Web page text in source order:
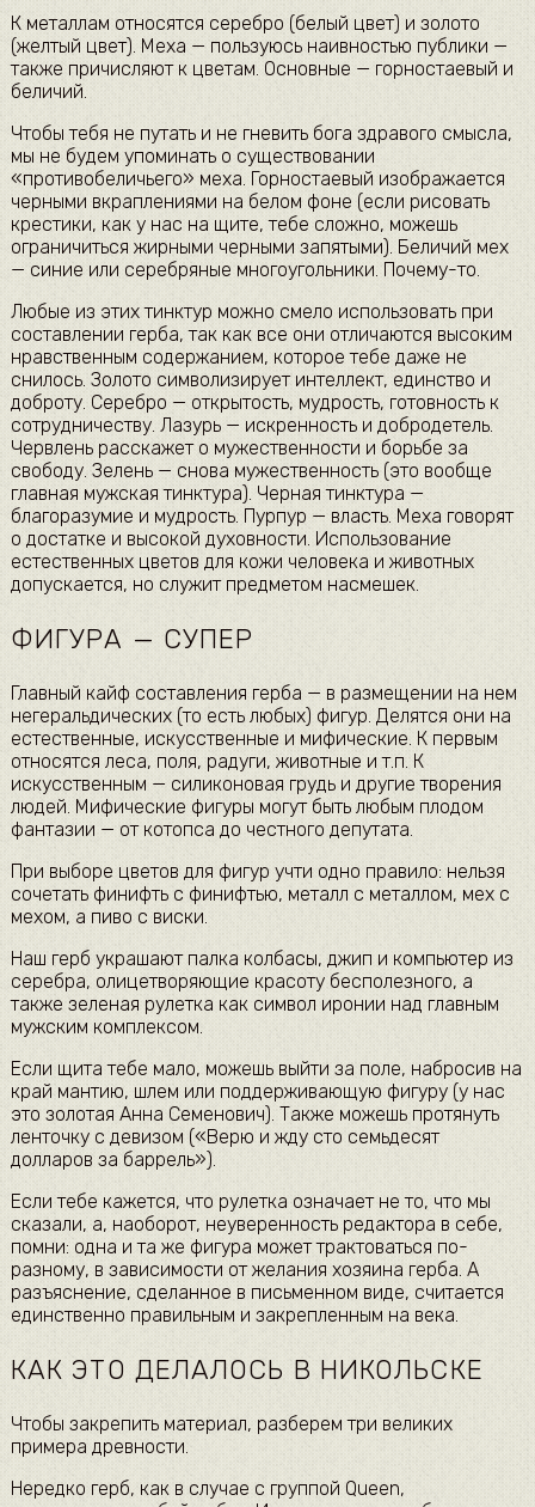
К металлам относятся серебро (белый цвет) и золото
(желтый цвет). Меха — пользуюсь наивностью публики —
также причисляют к цветам. Основные — горностаевый и
беличий.
Чтобы тебя не путать и не гневить бога здравого смысла,
мы не будем упоминать о существовании
«противобеличьего» меха. Горностаевый изображается
черными вкраплениями на белом фоне (если рисовать
крестики, как у нас на щите, тебе сложно, можешь
ограничиться жирными черными запятыми). Беличий мех
— синие или серебряные многоугольники. Почему-то.
Любые из этих тинк­тур можно смело использовать при
составлении герба, так как все они отличаются высоким
нравственным содержанием, которое тебе даже не
снилось. Золото символизирует интеллект, единство и
доброту. Серебро — открытость, мудрость, готовность к
сотрудничеству. Лазурь — искренность и добродетель.
Червлень расскажет о мужественности и борьбе за
свободу. Зелень — снова мужественность (это вообще
главная мужская тинктура). Черная тинктура —
благоразумие и муд­рость. Пурпур — власть. Меха говорят
о достатке и высокой духовности. Использование
естественных цветов для кожи человека и животных
допускается, но служит предметом насмешек.
ФИГУРА — СУПЕР
Главный кайф составления герба — в размещении на нем
негеральдических (то есть любых) фигур. Делятся они на
естественные, искусственные и мифические. К первым
относятся леса, поля, радуги, животные и т.п. К
искусственным — силиконовая грудь и другие творения
людей. Мифические фигуры могут быть любым плодом
фантазии — от котопса до честного депутата.
При выборе цветов для фигур учти одно правило: нельзя
сочетать финифть с финифтью, металл с металлом, мех с
мехом, а пиво с виски.
Наш герб украшают палка колбасы, джип и компьютер из
серебра, олицетворяющие красоту бесполезного, а
также зеленая рулетка как символ иронии над главным
мужским комплексом.
Если щита тебе мало, можешь выйти за поле, набросив на
край мантию, шлем или поддерживающую фигуру (у нас
это золотая Анна Семенович). Также можешь протянуть
ленточку с девизом («Верю и жду сто семьдесят
долларов за баррель»).
Если тебе кажется, что рулетка означает не то, что мы
сказали, а, наоборот, неуверенность редактора в себе,
помни: одна и та же фигура может трактоваться по-
разному, в зависимости от желания хозяина герба. А
разъяснение, сделанное в письменном виде, считается
единственно правильным и закрепленным на века.
КАК ЭТО ДЕЛАЛОСЬ В НИКОЛЬСКЕ
Чтобы закрепить материал, разберем три великих
примера древности.
Нередко герб, как в случае с группой Queen,